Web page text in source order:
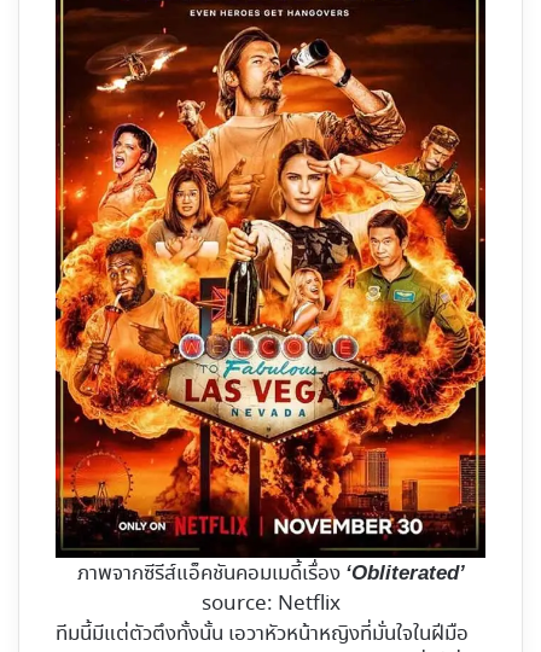
ภาพจากซีรีส์แอ็คชันคอมเมดี้เรื่อง ‘Obliterated’
source: Netflix
ทีมนี้มีแต่ตัวตึงทั้งนั้น เอวาหัวหน้าหญิงที่มั่นใจในฝีมือ